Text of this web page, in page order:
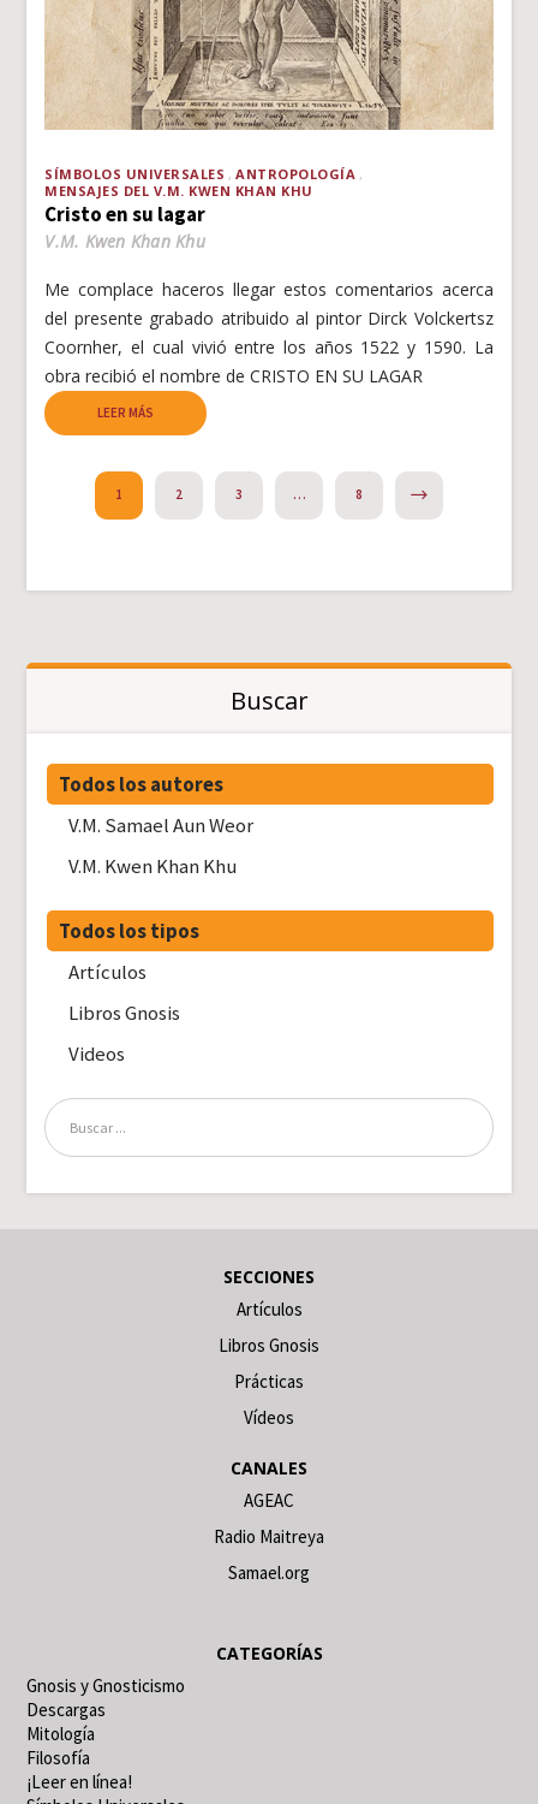
SÍMBOLOS UNIVERSALES
ANTROPOLOGÍA
MENSAJES DEL V.M. KWEN KHAN KHU
Cristo en su lagar
V.M. Kwen Khan Khu
Me complace haceros llegar estos comentarios acerca
del presente grabado atribuido al pintor Dirck Volckertsz
Coornher, el cual vivió entre los años 1522 y 1590. La
obra recibió el nombre de CRISTO EN SU LAGAR
LEER MÁS
1 2 3 … 8
Buscar
Todos los autores
V.M. Samael Aun Weor
V.M. Kwen Khan Khu
Todos los tipos
Artículos
Libros Gnosis
Videos
SECCIONES
Artículos
Libros Gnosis
Prácticas
Vídeos
CANALES
AGEAC
Radio Maitreya
Samael.org
CATEGORÍAS
Gnosis y Gnosticismo
Descargas
Mitología
Filosofía
¡Leer en línea!